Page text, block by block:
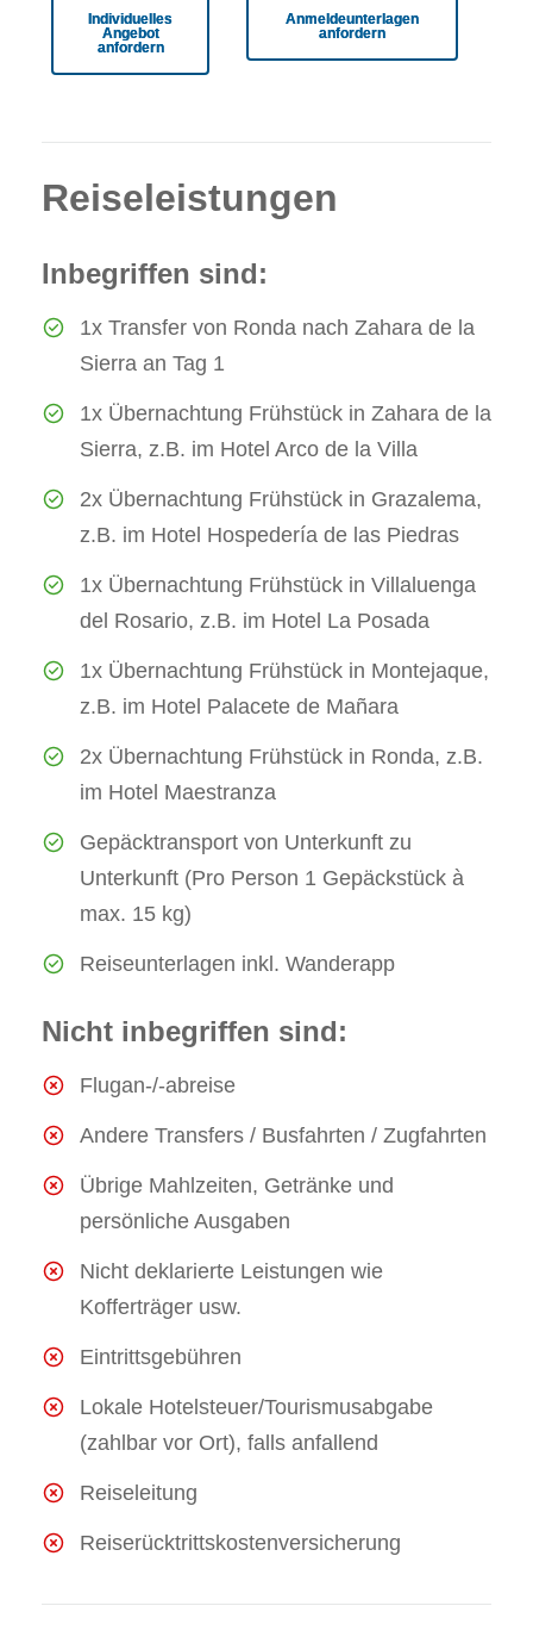
Individuelles
Angebot
anfordern
Anmeldeunterlagen
anfordern
Reiseleistungen
Inbegriffen sind:
1x Transfer von Ronda nach Zahara de la
Sierra an Tag 1
1x Übernachtung Frühstück in Zahara de la
Sierra, z.B. im Hotel Arco de la Villa
2x Übernachtung Frühstück in Grazalema,
z.B. im Hotel Hospedería de las Piedras
1x Übernachtung Frühstück in Villaluenga
del Rosario, z.B. im Hotel La Posada
1x Übernachtung Frühstück in Montejaque,
z.B. im Hotel Palacete de Mañara
2x Übernachtung Frühstück in Ronda, z.B.
im Hotel Maestranza
Gepäcktransport von Unterkunft zu
Unterkunft (Pro Person 1 Gepäckstück à
max. 15 kg)
Reiseunterlagen inkl. Wanderapp
Nicht inbegriffen sind:
Flugan-/-abreise
Andere Transfers / Busfahrten / Zugfahrten
Übrige Mahlzeiten, Getränke und
persönliche Ausgaben
Nicht deklarierte Leistungen wie
Kofferträger usw.
Eintrittsgebühren
Lokale Hotelsteuer/Tourismusabgabe
(zahlbar vor Ort), falls anfallend
Reiseleitung
Reiserücktrittskostenversicherung